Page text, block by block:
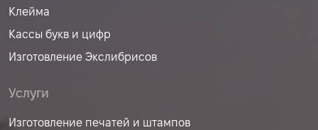
Услуги
Изготовление печатей и штампов
Клейма
Кассы букв и цифр
Изготовление Экслибрисов